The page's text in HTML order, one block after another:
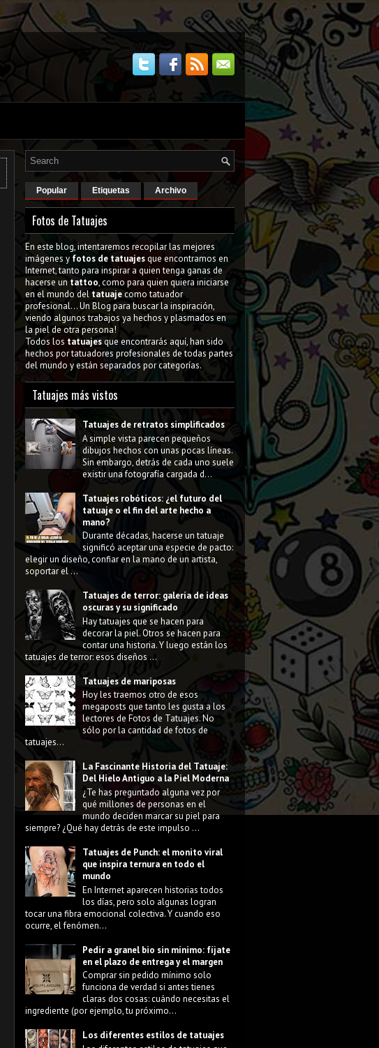
Popular Etiquetas Archivo
Fotos de Tatuajes
En este blog, intentaremos recopilar las mejores
imágenes y fotos de tatuajesque encontramos en
Internet, tanto para inspirar a quien tenga ganas de
hacerse un tattoo, como para quien quiera iniciarse
en el mundo del tatuajecomo tatuador
profesional... Un Blog para buscar la inspiración,
viendo algunos trabajos ya hechos y plasmados en
la piel de otra persona!
Todos los tatuajesque encontrarás aquí, han sido
hechos por tatuadores profesionales de todas partes
del mundo y están separados por categorías.
Tatuajes más vistos
Tatuajes de retratos simplificados
A simple vista parecen pequeños
dibujos hechos con unas pocas líneas.
Sin embargo, detrás de cada uno suele
existir una fotografía cargada d...
Tatuajes robóticos: ¿el futuro del
tatuaje o el fin del arte hecho a
mano?
Durante décadas, hacerse un tatuaje
significó aceptar una especie de pacto:
elegir un diseño, confiar en la mano de un artista,
soportar el ...
Tatuajes de terror: galería de ideas
oscuras y su significado
Hay tatuajes que se hacen para
decorar la piel. Otros se hacen para
contar una historia. Y luego están los
tatuajes de terror: esos diseños ...
Tatuajes de mariposas
Hoy les traemos otro de esos
megaposts que tanto les gusta a los
lectores de Fotos de Tatuajes. No
sólo por la cantidad de fotos de
tatuajes...
La Fascinante Historia del Tatuaje:
Del Hielo Antiguo a la Piel Moderna
¿Te has preguntado alguna vez por
qué millones de personas en el
mundo deciden marcar su piel para
siempre? ¿Qué hay detrás de este impulso ...
Tatuajes de Punch: el monito viral
que inspira ternura en todo el
mundo
En Internet aparecen historias todos
los días, pero solo algunas logran
tocar una fibra emocional colectiva. Y cuando eso
ocurre, el fenómen...
Pedir a granel bio sin mínimo: fíjate
en el plazo de entrega y el margen
Comprar sin pedido mínimo solo
funciona de verdad si antes tienes
claras dos cosas: cuándo necesitas el
ingrediente (por ejemplo, tu próximo...
Los diferentes estilos de tatuajes